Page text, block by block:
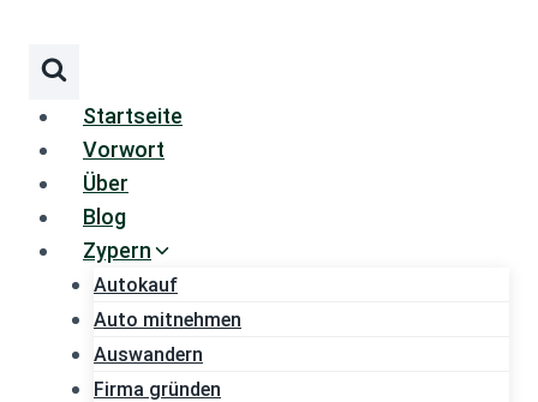
springen
Startseite
Vorwort
Über
Blog
Zypern
Autokauf
Auto mitnehmen
Auswandern
Firma gründen